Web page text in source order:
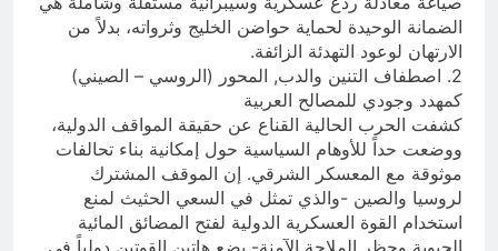
الضمانة الوحيدة لحماية حواضن الخليج وثرواته، بدلاً من
الارتهان لوعود التهدئة الزائفة.
2. اصطفاف التنين والدب, المحور (الروسي – الصيني)
كمهدد وجودي للمصالح العربية
كشفت الحرب الحالية القناع عن حقيقة المواقف الدولية،
ووضعت حداً للأوهام السياسية حول إمكانية بناء تحالفات
موثوقة مع المعسكر الشرقي. إن الموقف المشترك
لروسيا والصين -والذي تمثل في السعي الحثيث لمنع
استخدام القوة العسكرية الدولية لفتح المضائق المائية
الحيوية وحظر الملاحة الآمنة- يضع هاتين القوتين دولياً في